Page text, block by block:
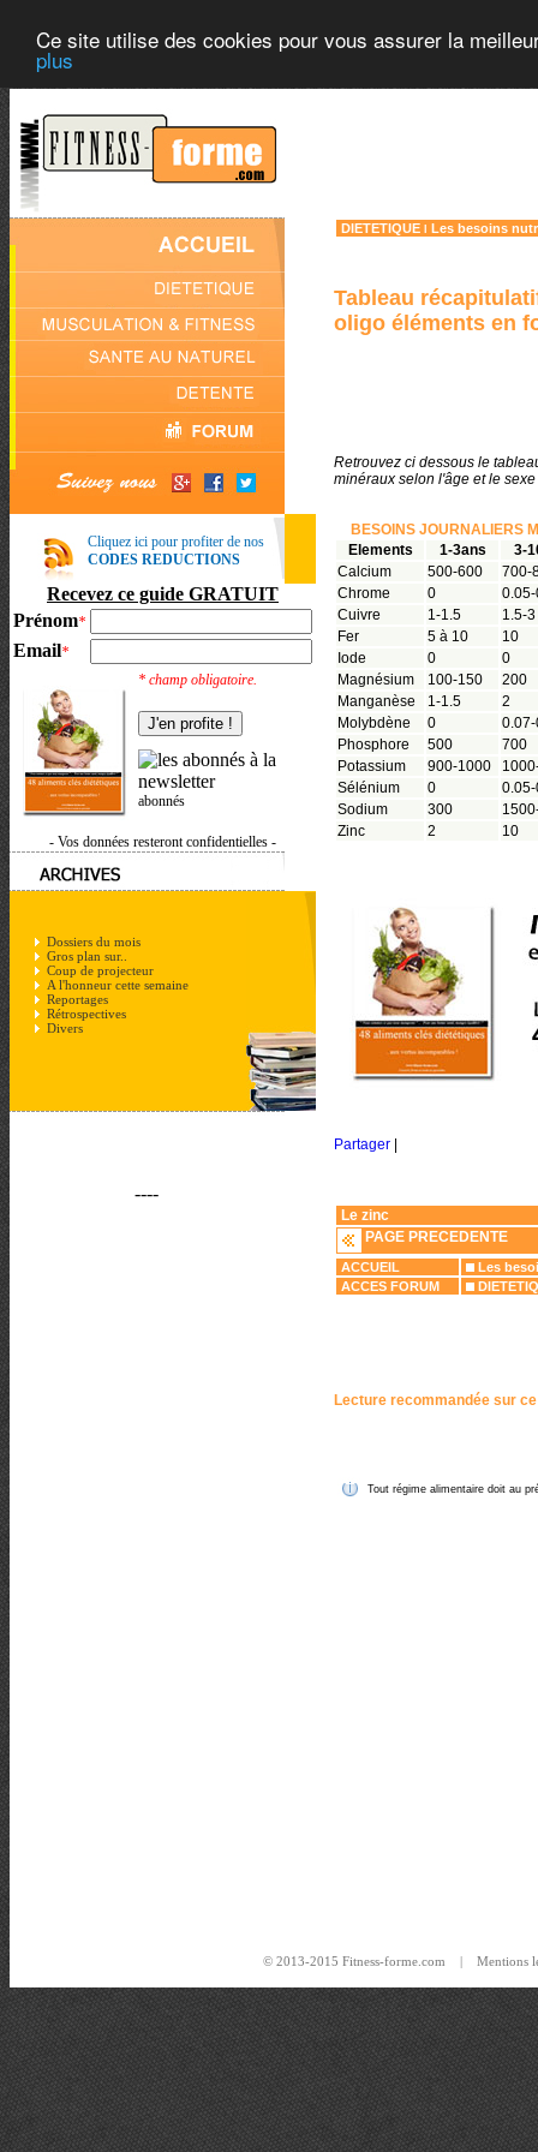
Ce site utilise des cookies pour vous assurer la
plus
Cliquez ici pour profiter de nos
CODES REDUCTIONS
Recevez ce guide GRATUIT
Prénom*
Email*
* champ obligatoire.
abonnés
- Vos données resteront confidentielles -
Dossiers du mois
Gros plan sur..
Coup de projecteur
A l'honneur cette semaine
Reportages
Rétrospectives
Divers
----
DIETETIQUE Les besoins
Tableau
oligo éléments en
Retrouvez ci dessous le
minéraux selon l'âge et le sexe
BESOINS JOURNALIERS
Elements
1-3ans
3-
Calcium
500-600
700-
Chrome
0
Cuivre
1-1.5
1.5-3
Fer
5 à 10
10
Iode
0
0
Magnésium
100-150
200
Manganèse
1-1.5
2
Molybdène
0
Phosphore
500
700
Potassium
900-1000
Sélénium
0
Sodium
300
Zinc
2 10
Partager
Le zinc
PAGE PRECEDENTE
ACCUEIL
Les
ACCES FORUM
Lecture recommandée sur
Tout régime alimentaire doit au
© 2013-2015 Fitness-forme.com | Mentions